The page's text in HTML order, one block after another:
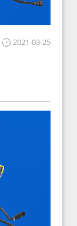
2021-03-25